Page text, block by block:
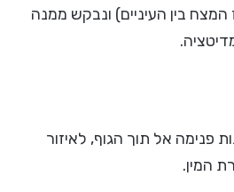
בין העיניים) ונבקש ממנה
פנימה אל תוך הגוף, לאיזור
המין.